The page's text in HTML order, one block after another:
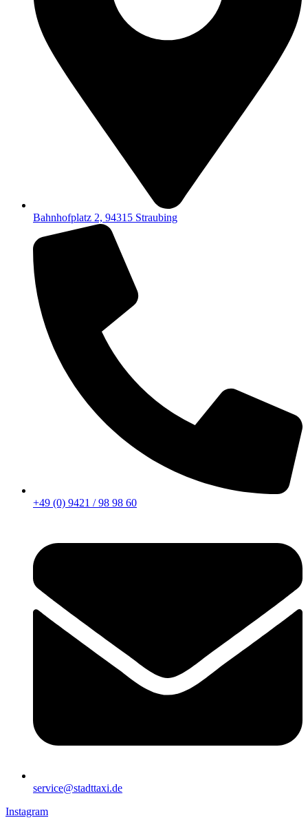
Bahnhofplatz 2, 94315 Straubing
+49 (0) 9421 / 98 98 60
service@stadttaxi.de
Instagram